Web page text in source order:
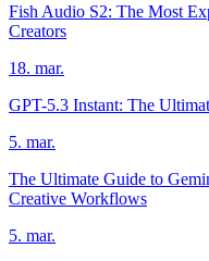
Fish Audio S2: The Most
Creators
18. mar.
GPT-5.3 Instant: The
5. mar.
The Ultimate Guide to
Creative Workflows
5. mar.